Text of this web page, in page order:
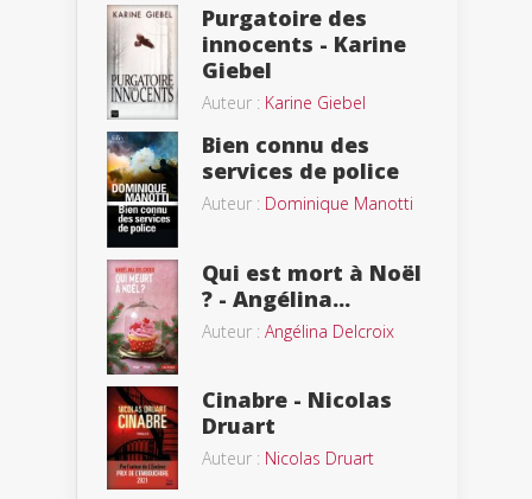
Purgatoire des
innocents - Karine
Giebel
Auteur : Karine Giebel
Bien connu des
services de police
Auteur : Dominique Manotti
Qui est mort à Noël
? - Angélina...
Auteur : Angélina Delcroix
Cinabre - Nicolas
Druart
Auteur : Nicolas Druart